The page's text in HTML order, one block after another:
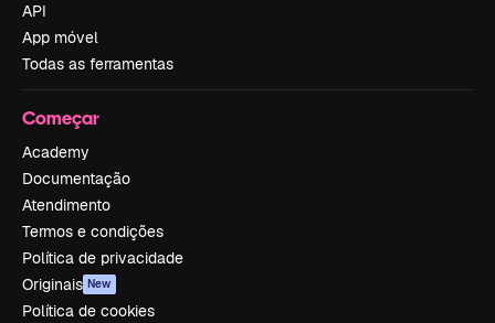
API
App móvel
Todas as ferramentas
Começar
Academy
Documentação
Atendimento
Termos e condições
Política de privacidade
Originais New
Política de cookies